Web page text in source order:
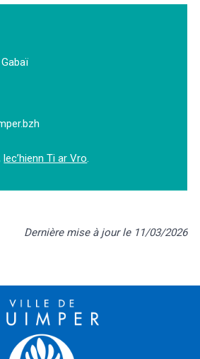
lec’hienn Ti ar Vro.
Dernière mise à jour le 11/03/2026